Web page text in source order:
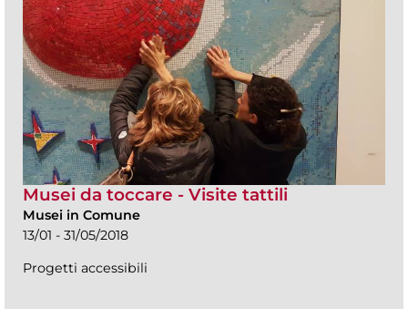
Musei da toccare - Visite tattili
Musei in Comune
13/01 - 31/05/2018
Progetti accessibili